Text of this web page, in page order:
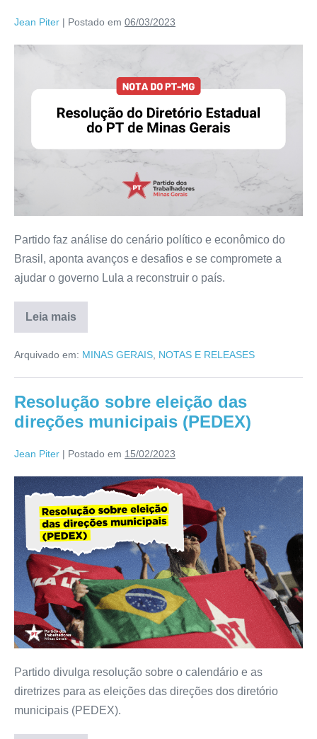
Jean Piter | Postado em 06/03/2023
Partido faz análise do cenário político e econômico do
Brasil, aponta avanços e desafios e se compromete a
ajudar o governo Lula a reconstruir o país.
Leia mais
Arquivado em: MINAS GERAIS NOTAS E RELEASES
Resolução sobre eleição das
direções municipais (PEDEX)
Jean Piter | Postado em 15/02/2023
Partido divulga resolução sobre o calendário e as
diretrizes para as eleições das direções dos diretório
municipais (PEDEX).